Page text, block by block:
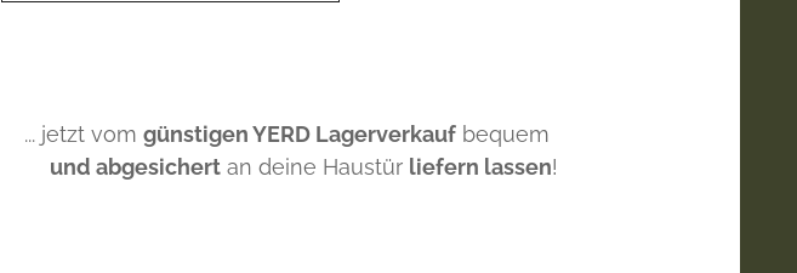
... jetzt vom günstigen YERD Lagerverkauf bequem
und abgesichert an deine Haustür liefern lassen!